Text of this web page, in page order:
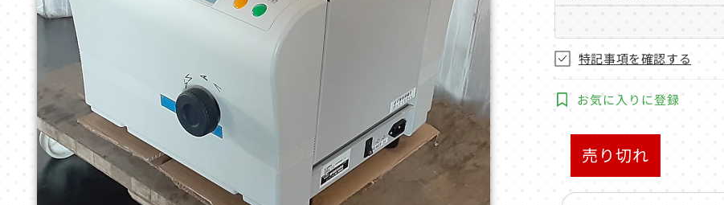
特記事項を確認する
お気に入りに登録
売り切れ